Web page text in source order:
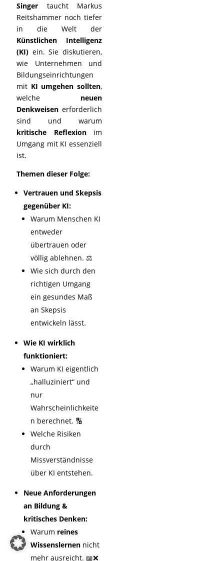
Singer taucht Markus
Reitshammer noch tiefer
in die Welt der
Künstlichen Intelligenz
(KI) ein. Sie diskutieren,
wie Unternehmen und
Bildungseinrichtungen
mit KI umgehen sollten,
welche neuen
Denkweisen erforderlich
sind und warum
kritische Reflexionim
Umgang mit KI essenziell
ist.
Themen dieser Folge:
Vertrauen und Skepsis
gegenüber KI:
Warum Menschen KI
entweder
übertrauen oder
völlig ablehnen. ⚖️
Wie sich durch den
richtigen Umgang
ein gesundes Maß
an Skepsis
entwickeln lässt.
Wie KI wirklich
funktioniert:
Warum KI eigentlich
„halluziniert“ und
nur
Wahrscheinlichkeite
n berechnet. 🔢
Welche Risiken
durch
Missverständnisse
über KI entstehen.
Neue Anforderungen
an Bildung &
kritisches Denken:
Warum reines
Wissenslernen nicht
mehr ausreicht. 📖❌